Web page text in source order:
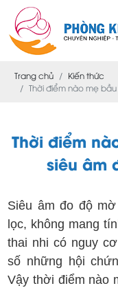
Trang chủ
Kiến thức
Thời điểm nào mẹ
Thời điểm
siêu âm
Siêu âm đo độ
lọc, không mang
thai nhi có nguy
số những hội
Vậy thời điểm nào